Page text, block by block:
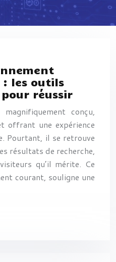
: les outils
réussir
conçu,
offrant une expérience
Pourtant, il se retrouve
résultats de recherche,
qu’il mérite. Ce
courant, souligne une